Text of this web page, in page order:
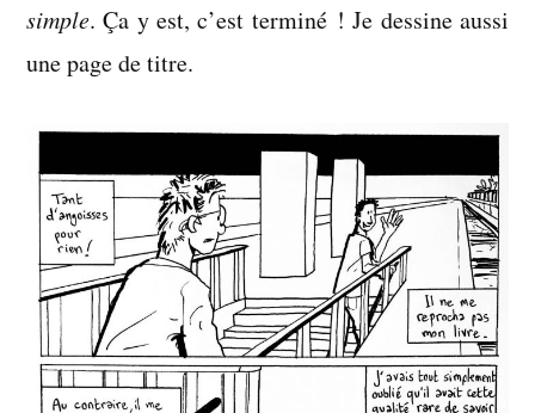
simple. Ça y est, c’est terminé ! Je dessine aussi
une page de titre.